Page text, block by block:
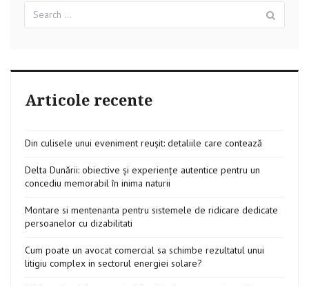
for:
Articole recente
Din culisele unui eveniment reușit: detaliile care contează
Delta Dunării: obiective și experiențe autentice pentru un
concediu memorabil în inima naturii
Montare si mentenanta pentru sistemele de ridicare dedicate
persoanelor cu dizabilitati
Cum poate un avocat comercial sa schimbe rezultatul unui
litigiu complex in sectorul energiei solare?